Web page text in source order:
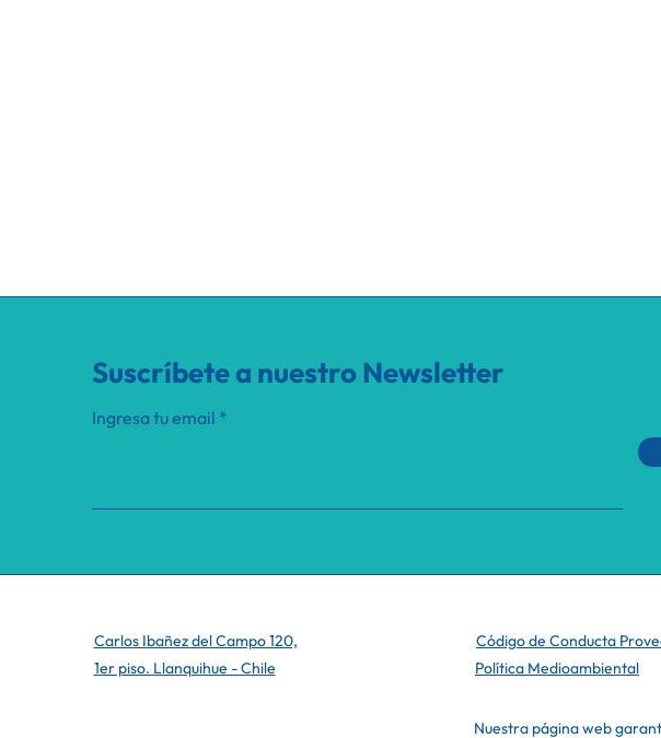
Suscríbete a nuestro Newsletter
Ingresa tu email
Carlos Ibañez del Campo 120,
1er piso. Llanquihue - Chile
Código de Conducta
Política Medioambiental
Nuestra página web